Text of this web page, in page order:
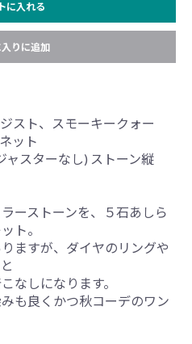
に入れる
りに追加
ト、スモーキークォー
ット
スターなし) ストーン縦
ーストーンを、５石あしら
ト。
ますが、ダイヤのリングや
なしになります。
も良くかつ秋コーデのワン